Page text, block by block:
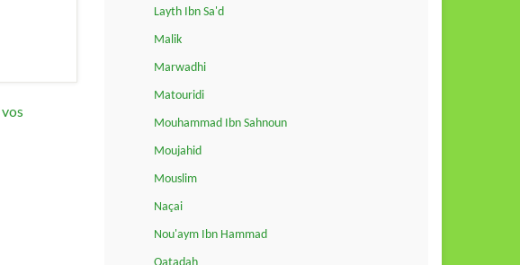
Layth Ibn Sa'd
Malik
Marwadhi
Matouridi
Mouhammad Ibn Sahnoun
Moujahid
Mouslim
Naçai
Nou'aym Ibn Hammad